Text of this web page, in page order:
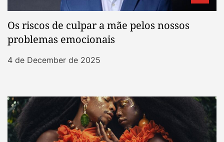
Os riscos de culpar a mãe pelos nossos
problemas emocionais
4 de December de 2025